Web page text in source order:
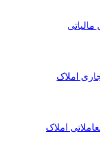
املاک
املاک